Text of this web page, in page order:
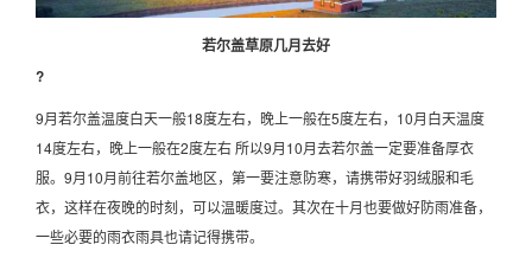
若尔盖草原几月去好
?
9月若尔盖温度白天一般18度左右，晚上一般在5度左右，10月白天温度
14度左右，晚上一般在2度左右 所以9月10月去若尔盖一定要准备厚衣
服。9月10月前往若尔盖地区，第一要注意防寒，请携带好羽绒服和毛
衣，这样在夜晚的时刻，可以温暖度过。其次在十月也要做好防雨准备，
一些必要的雨衣雨具也请记得携带。